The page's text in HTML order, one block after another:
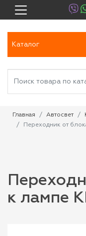
Каталог
Главная Автосвет
Переходник от
к лампе